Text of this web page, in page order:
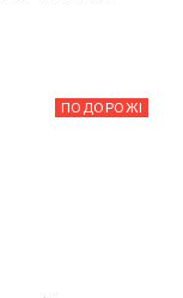
ПОДОРОЖІ